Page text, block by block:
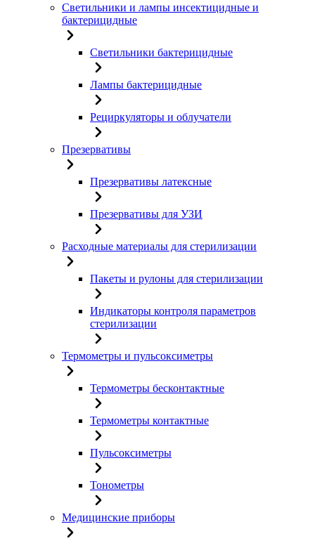
Светильники и лампы инсектицидные и
бактерицидные
Светильники бактерицидные
Лампы бактерицидные
Рециркуляторы и облучатели
Презервативы
Презервативы латексные
Презервативы для УЗИ
Расходные материалы для стерилизации
Пакеты и рулоны для стерилизации
Индикаторы контроля параметров
стерилизации
Термометры и пульсоксиметры
Термометры бесконтактные
Термометры контактные
Пульсоксиметры
Тонометры
Медицинские приборы